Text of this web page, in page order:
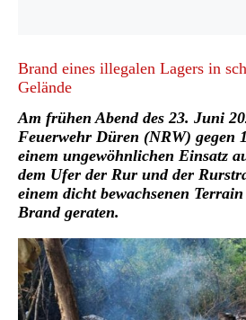
Brand eines illegalen Lagers in
Gelände
Am frühen Abend des 23. Juni
Feuerwehr Düren (NRW) gegen
einem ungewöhnlichen Einsatz
dem Ufer der Rur und der
einem dicht bewachsenen
Brand geraten.